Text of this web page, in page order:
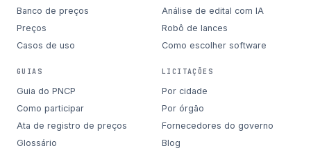
Banco de preços
Preços
Casos de uso
Análise de edital com IA
Robô de lances
Como escolher software
GUIAS
Guia do PNCP
Como participar
Ata de registro de preços
Glossário
LICITAÇÕES
Por cidade
Por órgão
Fornecedores do governo
Blog